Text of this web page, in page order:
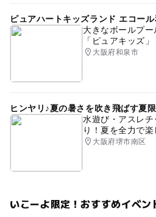
ピュアハートキッズランド エコー
大きなボールプ
「ピュアキッズ」
大阪府和泉市
ヒンヤリ♪夏の暑さを吹き飛ばす夏
水遊び・アスレ
り！夏を全力で楽
大阪府堺市南区
いこーよ限定！おすすめイベン